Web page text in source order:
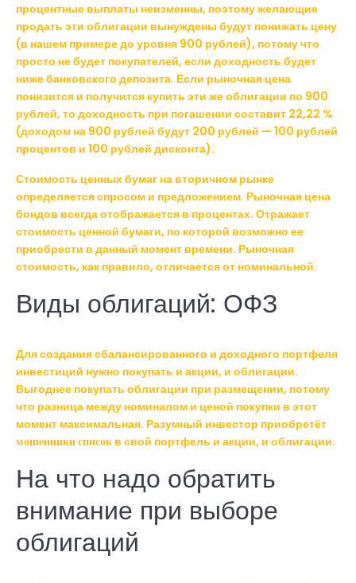
процентные выплаты неизменны, поэтому желающие
продать эти облигации вынуждены будут понижать цену
(в нашем примере до уровня 900 рублей), потому что
просто не будет покупателей, если доходность будет
ниже банковского депозита. Если рыночная цена
понизится и получится купить эти же облигации по 900
рублей, то доходность при погашении составит 22,22 %
(доходом на 900 рублей будут 200 рублей — 100 рублей
процентов и 100 рублей дисконта).
Стоимость ценных бумаг на вторичном рынке
определяется спросом и предложением. Рыночная цена
бондов всегда отображается в процентах. Отражает
стоимость ценной бумаги, по которой возможно ее
приобрести в данный момент времени. Рыночная
стоимость, как правило, отличается от номинальной.
Виды облигаций: ОФЗ
Для создания сбалансированного и доходного портфеля
инвестиций нужно покупать и акции, и облигации.
Выгоднее покупать облигации при размещении, потому
что разница между номиналом и ценой покупки в этот
момент максимальная. Разумный инвестор приобретёт
мошенники список в свой портфель и акции, и облигации.
На что надо обратить
внимание при выборе
облигаций